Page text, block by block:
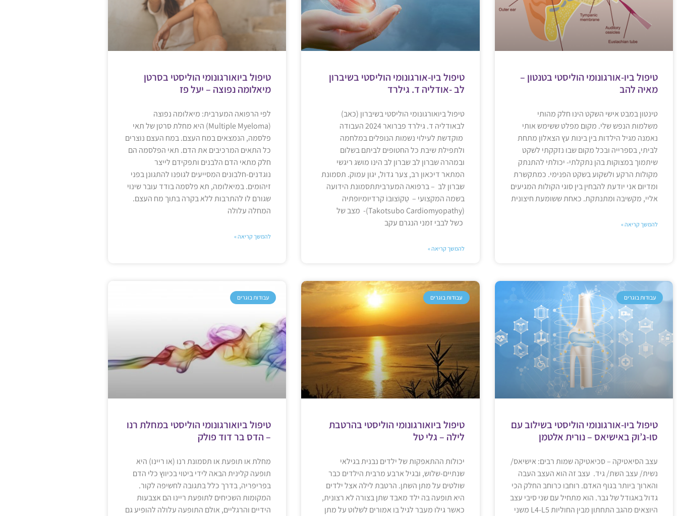
טיפול ביו-אורגונומי הוליסטי בטנטון –
מאיה להב
טינטון במבט אישי השקט הינו חלק מהותי
משלמות הנפש שלי. מקום מפלט ששימש אותי
נאמנה מגיל הילדות בין בינות עץ הצאלון מתחת
לביתי, בספרייה ובכל מקום שבו נזקקתי לשקט
שיתמוך במצוקות בהן נתקלתי- יכולתי להתנתק
מקולות הרקע ולשקוע בשקט הפנימי. כמתקשרת
ומדיום אני יודעת להבחין בין סוגי הקולות המגיעים
אליי, מקשיבה ומתנתקת. כאחת ששומעת חיצונית
להמשך קריאה »
טיפול ביו-אורגונומי הוליסטי בשיברון
לב -אודליה ד. גילרד
טיפול ביואורגונומי הוליסטי בשיברון (כאב)
לבאודליה ד. גילרד פברואר 2024 העבודה
מוקדשת לעילוי נשמות הנופלים במלחמה
ולתפילת שיבת כל החטופים לביתם בשלום
ובמהרה שברון לב שברון לב הינו מושג ריגשי
המתאר דיכאון רב, צער גדול, יגון עמוק. תסמונת
שברון לב – ברפואה המערביתתסמונת הידועה
בשמה המקצועי – טַקוֹצוּבּוֹ קרדיומיופתיה
(Takotsubo Cardiomyopathy)- מצב של
כשל לבבי זמני הנגרם עקב
להמשך קריאה »
טיפול ביואורגונומי הוליסטי בסרטן
מיאלומה נפוצה – יעל פז
לפי הרפואה המערבית: מיאלומה נפוצה
(Multiple Myeloma) היא מחלת סרטן של תאי
פלסמה, הנמצאים במח העצם. במח העצם נוצרים
כל התאים המרכיבים את הדם. תאי הפלסמה הם
חלק מתאי הדם הלבנים ותפקידם לייצר
נוגדנים-חלבונים המסייעים לגופנו להתגונן בפני
זיהומים. במיאלומה, תא פלסמה בודד עובר שינוי
שגורם לו להתרבות ללא בקרה בתוך מח העצם.
המחלה עלולה
להמשך קריאה »
עבודות בוגרים
טיפול ביו-אורגונומי הוליסטי בשילוב עם
סו-ג’וק באישיאס – נורית אלטמן
עצב הסיאטיקה – סכיאטיקה שמות רבים: אישיאס/
נשית/ עצב השת/ גיד. עצב זה הוא העצב העבה
והארוך ביותר בגוף האדם. רוחבו כרוחב החלק הכי
גדול באגודל של גבר. הוא מתחיל עם שני סיבי עצב
היוצאים מהגב התחתון מבין החוליות L4-L5 משני
עבודות בוגרים
טיפול ביואורגונומי הוליסטי בהרטבת
לילה – גלי טל
יכולות ההתאפקות של ילדים נבנית בגילאי
שנתיים-שלוש, ובגיל ארבע מרבית הילדים כבר
שולטים על מתן השתן. הרטבת לילה אצל ילדים
היא תופעה בה ילד מאבד שתן בצורה לא רצונית,
כאשר גילו מעבר לגיל בו אמורים לשלוט על מתן
עבודות בוגרים
טיפול ביואורגונומי הוליסטי במחלת רנו
– הדס בר דוד פולק
מחלת או תופעת או תסמונת רנו (או ריינו) היא
תופעה קלינית הבאה לידי ביטוי בכיווץ כלי הדם
בפריפריה, בדרך כלל בתגובה לחשיפה לקור.
המקומות השכיחים לתופעת ריינו הם אצבעות
הידיים והרגליים, אולם התופעה עלולה להופיע גם